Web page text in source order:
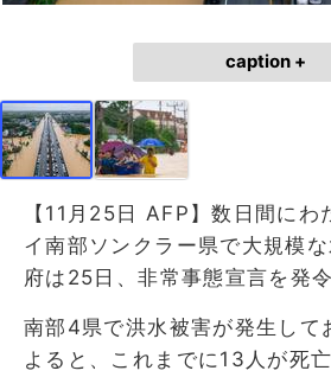
caption +
【11月25日 AFP】数日間にわ
イ南部ソンクラー県で大規模
府は25日、非常事態宣言を発令
南部4県で洪水被害が発生して
よると、これまでに13人が死